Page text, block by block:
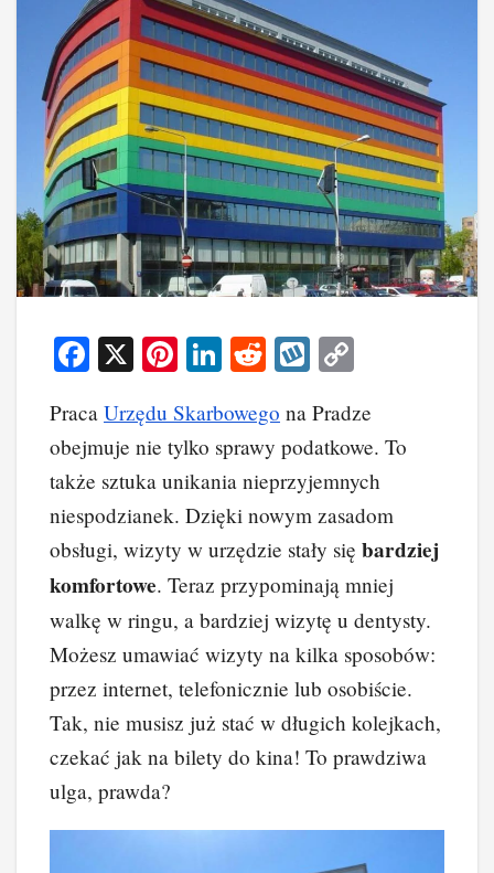
F
c
e
b
o
o
k
X
Pi
er
e
st
Li
k
e
dI
n
R
d
di
t
W
o
p
p
y
Li
n
k
Praca Urzędu Skarbowego na Pradze
obejmuje nie tylko sprawy podatkowe. To
także sztuka unikania nieprzyjemnych
niespodzianek. Dzięki nowym zasadom
obsługi, wizyty w urzędzie stały się bardziej
komfortowe. Teraz przypominają mniej
walkę w ringu, a bardziej wizytę u dentysty.
Możesz umawiać wizyty na kilka sposobów:
przez internet, telefonicznie lub osobiście.
Tak, nie musisz już stać w długich kolejkach,
czekać jak na bilety do kina! To prawdziwa
ulga, prawda?